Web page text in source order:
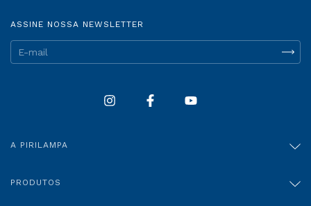
ASSINE NOSSA NEWSLETTER
A PIRILAMPA
PRODUTOS